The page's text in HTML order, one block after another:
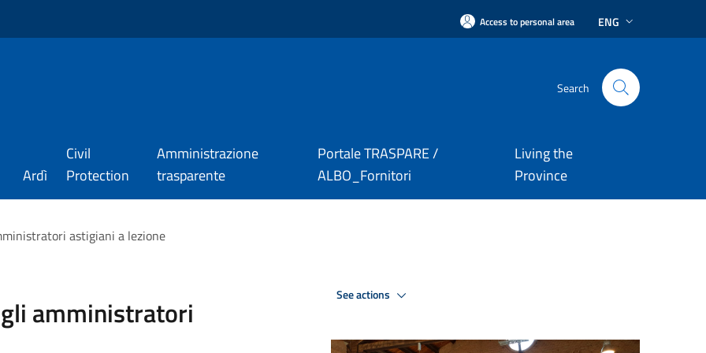
Access to personal area ENG
Search
Ardì
Civil
Protection
Amministrazione
trasparente
Portale TRASPARE /
ALBO_Fornitori
Living the
Province
astigiani a lezione
amministratori See actions